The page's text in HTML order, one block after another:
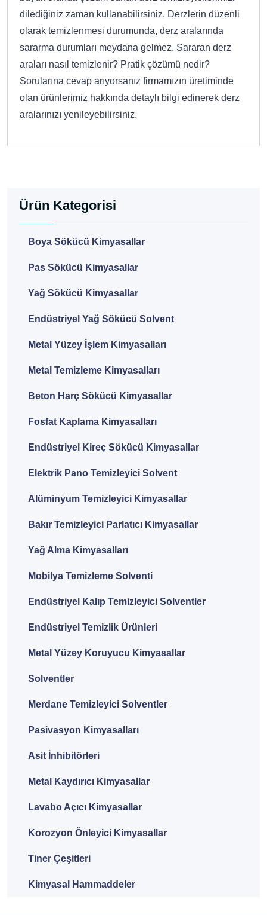
dilediğiniz zaman kullanabilirsiniz. Derzlerin düzenli
olarak temizlenmesi durumunda, derz aralarında
sararma durumları meydana gelmez. Sararan derz
araları nasıl temizlenir? Pratik çözümü nedir?
Sorularına cevap arıyorsanız firmamızın üretiminde
olan ürünlerimiz hakkında detaylı bilgi edinerek derz
aralarınızı yenileyebilirsiniz.
Ürün Kategorisi
Boya Sökücü Kimyasallar
Pas Sökücü Kimyasallar
Yağ Sökücü Kimyasallar
Endüstriyel Yağ Sökücü Solvent
Metal Yüzey İşlem Kimyasalları
Metal Temizleme Kimyasalları
Beton Harç Sökücü Kimyasallar
Fosfat Kaplama Kimyasalları
Endüstriyel Kireç Sökücü Kimyasallar
Elektrik Pano Temizleyici Solvent
Alüminyum Temizleyici Kimyasallar
Bakır Temizleyici Parlatıcı Kimyasallar
Yağ Alma Kimyasalları
Mobilya Temizleme Solventi
Endüstriyel Kalıp Temizleyici Solventler
Endüstriyel Temizlik Ürünleri
Metal Yüzey Koruyucu Kimyasallar
Solventler
Merdane Temizleyici Solventler
Pasivasyon Kimyasalları
Asit İnhibitörleri
Metal Kaydırıcı Kimyasallar
Lavabo Açıcı Kimyasallar
Korozyon Önleyici Kimyasallar
Tiner Çeşitleri
Kimyasal Hammaddeler